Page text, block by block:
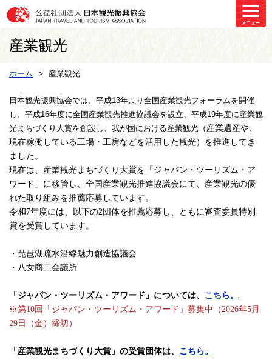
産業観光
ホーム 産業観光
日本観光振興協会では、平成13年より全国産業観光フォーラムを開催
し、平成16年度に全国産業観光推進協議会を設立、平成19年度に産業観
光まちづくり大賞を創設し、我が国における産業観光（ 産業遺産や、
現在稼働している工場・工房などを活用した観光）を推進してき
ました。
現在は、産業観光まちづくり大賞を「ジャパン・ツーリズム・ア
ワード」に移管し、全国産業観光推進協議会にて、産業観光の優
れた取り組みを推薦応募しています。
令和7年度には、以下の2団体を推薦応募し、ともに審査委員特別
賞を受賞しています。
・琵琶湖疏水沿線魅力創造協議会
・八女商工会議所
「ジャパン・ツーリズム・アワード」については、 こちら。
※第10回「ジャパン・ツーリズム・アワード」募集中（2026年5月
29日（金）締切）
「産業観光まちづくり大賞」の受賞団体は、 こちら。